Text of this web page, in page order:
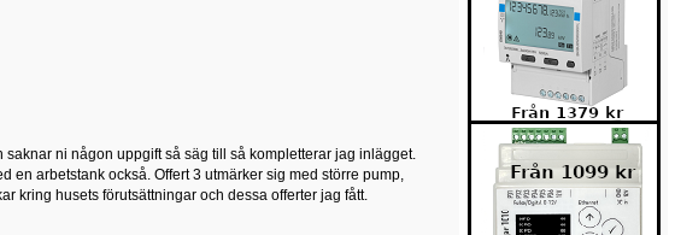
ni någon uppgift så säg till så kompletterar jag inlägget.
en arbetstank också. Offert 3 utmärker sig med större pump,
kring husets förutsättningar och dessa offerter jag fått.